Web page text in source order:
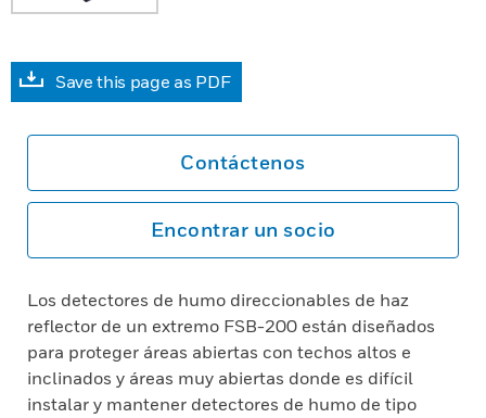
Save this page as PDF
Contáctenos
Encontrar un socio
Los detectores de humo direccionables de haz
reflector de un extremo FSB-200 están diseñados
para proteger áreas abiertas con techos altos e
inclinados y áreas muy abiertas donde es difícil
instalar y mantener detectores de humo de tipo